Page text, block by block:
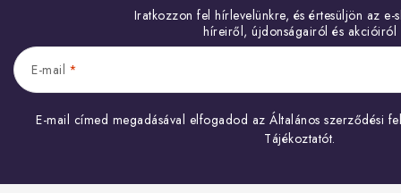
E-mail
E-mail címed megadásával elfogadod az Általános szerződési
Tájékoztatót.